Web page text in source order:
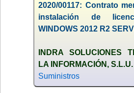
2020/00117: Contrato
instalación de
WINDOWS 2012 R2
INDRA SOLUCIONES
LA INFORMACIÓN, S.L.U.
Suministros